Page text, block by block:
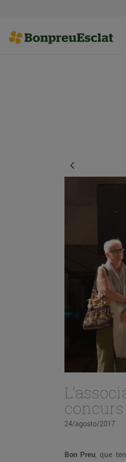
24/agosto/2017
Bon Preu, que